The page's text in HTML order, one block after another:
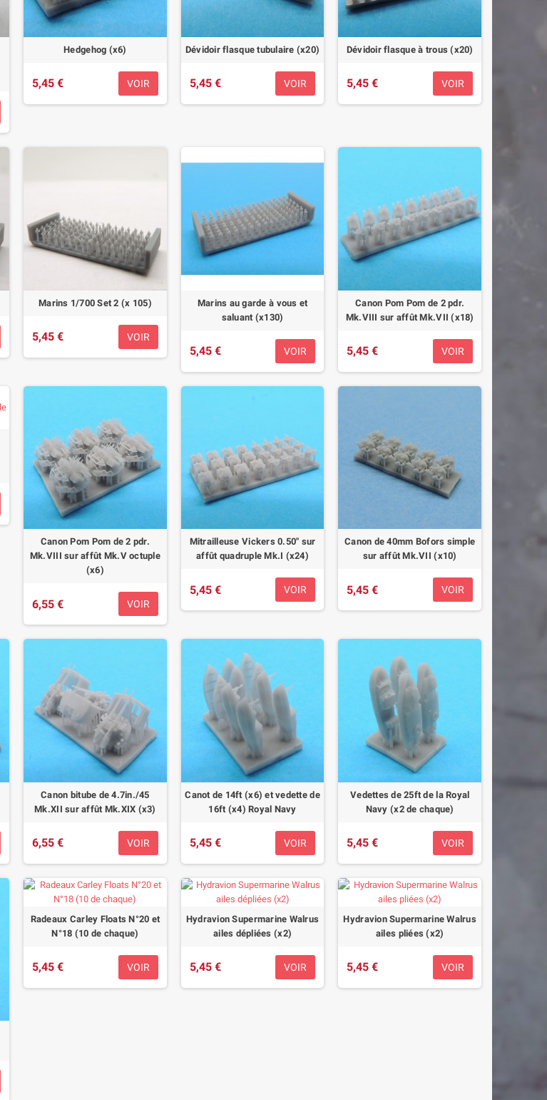
Hedgehog (x6)
5,45 € VOIR
Dévidoir flasque tubulaire (x20)
5,45 € VOIR
Dévidoir flasque à trous (x20)
5,45 € VOIR
Marins 1/700 Set 2 (x 105)
5,45 € VOIR
Marins au garde à vous et
saluant (x130)
5,45 € VOIR
Canon Pom Pom de 2 pdr.
Mk.VIII sur affût Mk.VII (x18)
5,45 € VOIR
Canon Pom Pom de 2 pdr.
Mk.VIII sur affût Mk.V octuple
(x6)
6,55 € VOIR
Mitrailleuse Vickers 0.50" sur
affût quadruple Mk.I (x24)
5,45 € VOIR
Canon de 40mm Bofors simple
sur affût Mk.VII (x10)
5,45 € VOIR
Canon bitube de 4.7in./45
Mk.XII sur affût Mk.XIX (x3)
6,55 € VOIR
Canot de 14ft (x6) et vedette de
16ft (x4) Royal Navy
5,45 € VOIR
Vedettes de 25ft de la Royal
Navy (x2 de chaque)
5,45 € VOIR
Radeaux Carley Floats N°20 et
N°18 (10 de chaque)
5,45 € VOIR
Hydravion Supermarine Walrus
ailes dépliées (x2)
5,45 € VOIR
Hydravion Supermarine Walrus
ailes pliées (x2)
5,45 € VOIR